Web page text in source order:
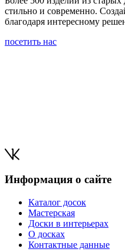
стильно и современно.
благодаря интересному
посетить нас
Информация о сайте
Каталог досок
Мастерская
Доски в интерьерах
О досках
Контактные данные